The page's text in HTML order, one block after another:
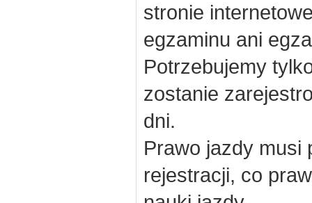
stronie
egzaminu ani
Potrzebujemy
zostanie
dni.
Prawo jazdy musi
rejestracji, co